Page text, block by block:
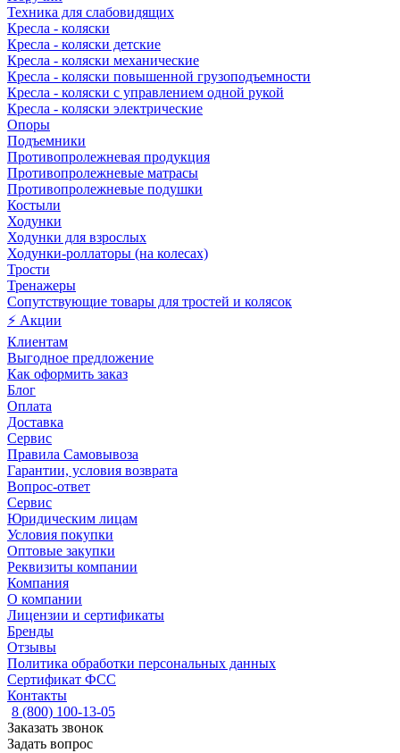
Техника для слабовидящих
Кресла - коляски
Кресла - коляски детские
Кресла - коляски механические
Кресла - коляски повышенной грузоподъемности
Кресла - коляски с управлением одной рукой
Кресла - коляски электрические
Опоры
Подъемники
Противопролежневая продукция
Противопролежневые матрасы
Противопролежневые подушки
Костыли
Ходунки
Ходунки для взрослых
Ходунки-роллаторы (на колесах)
Трости
Тренажеры
Сопутствующие товары для тростей и колясок
⚡ Акции
Клиентам
Выгодное предложение
Как оформить заказ
Блог
Оплата
Доставка
Сервис
Правила Самовывоза
Гарантии, условия возврата
Вопрос-ответ
Сервис
Юридическим лицам
Условия покупки
Оптовые закупки
Реквизиты компании
Компания
О компании
Лицензии и сертификаты
Бренды
Отзывы
Политика обработки персональных данных
Сертификат ФСС
Контакты
8 (800) 100-13-05
Заказать звонок
Задать вопрос